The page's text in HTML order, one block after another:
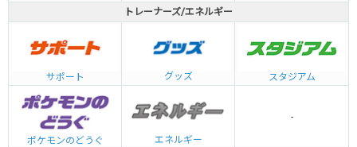
トレーナーズ/エネルギー
サポート グッズ スタジアム
ポケモンのどうぐ エネルギー
-